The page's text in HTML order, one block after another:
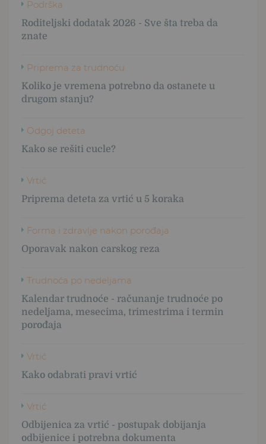
Podrška
Roditeljski dodatak 2026 - Sve šta treba da
znate
Priprema za trudnoću
Koliko je vremena potrebno da ostanete u
drugom stanju?
Odgoj deteta
Kako se rešiti cucle?
Vrtić
Priprema deteta za vrtić u 5 koraka
Forma i zdravlje nakon porođaja
Oporavak nakon carskog reza
Trudnoća po nedeljama
Kalendar trudnoće - računanje trudnoće po
nedeljama, mesecima, trimestrima i termin
porođaja
Vrtić
Kako odabrati pravi vrtić
Vrtić
Odbijenica za vrtić - postupak dobijanja
odbijenice i potrebna dokumenta